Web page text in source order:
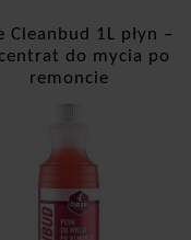
Cleanbud 1L płyn –
do mycia po
remoncie